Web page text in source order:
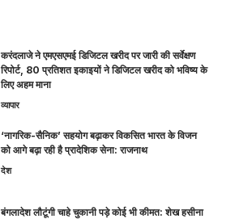
करंदलाजे ने एमएसएमई डिजिटल खरीद पर जारी की सर्वेक्षण
रिपोर्ट, 80 प्रतिशत इकाइयों ने डिजिटल खरीद को भविष्य के
लिए अहम माना
व्यापार
‘नागरिक-सैनिक’ सहयोग बढ़ाकर विकसित भारत के विजन
को आगे बढ़ा रही है प्रादेशिक सेना: राजनाथ
देश
बंगलादेश लौटूंगी चाहे चुकानी पड़े कोई भी कीमत: शेख हसीना